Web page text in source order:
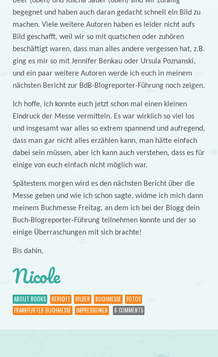
begegnet und haben auch daran gedacht schnell ein Bild zu
machen. Viele weitere Autoren haben es leider nicht aufs
Bild geschafft, weil wir so mit quatschen oder zuhören
beschäftigt waren, dass man alles andere vergessen hat, z.B.
ging es mir so mit Jennifer Benkau oder Ursula Poznanski,
und ein paar weitere Autoren werde ich euch in meinem
nächsten Bericht zur BdB-Blogreporter-Führung noch zeigen.
Ich hoffe, ich konnte euch jetzt schon mal einen kleinen
Eindruck der Messe vermitteln. Es war wirklich so viel los
und insgesamt war alles so extrem spannend und aufregend,
dass man gar nicht alles erzählen kann, man hätte einfach
dabei sein müssen, aber ich kann auch verstehen, dass es für
einige von euch einfach nicht möglich war.
Spätestens morgen wird es den nächsten Bericht über die
Messe geben und wie ich schon sagte, widme ich mich dann
meinem Buchmesse Freitag, an dem ich bei der Blogg dein
Buch-Blogreporter-Führung teilnehmen konnte und der so
einige Überraschungen mit sich brachte!
Bis dahin,
Nicole
ABOUT BOOKS BERICHT BILDER BUCHMESSE
FOTOS
FRANKFURTER BUCHMESSE
IMPRESSIONEN 6 COMMENTS